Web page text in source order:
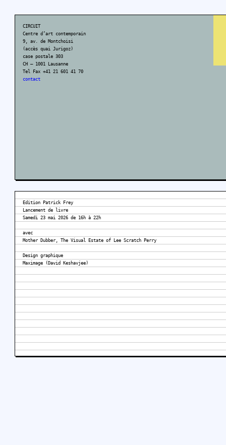
CIRCUIT
Centre d’art contemporain
9, av. de Montchoisi
(accès quai Jurigoz)
case postale 303
CH – 1001 Lausanne
Tel Fax +41 21 601 41 70
contact
Edition Patrick Frey
Lancement de livre
Samedi 23 mai 2026 de 16h à 22h
avec
Mother Dubber, The Visual Estate of Lee Scratch Perry
Design graphique
Maximage (David Keshavjee)